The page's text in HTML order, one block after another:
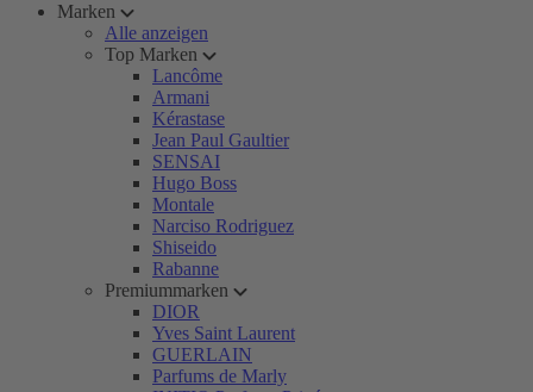
Marken
Alle anzeigen
Top Marken
Lancôme
Armani
Kérastase
Jean Paul Gaultier
SENSAI
Hugo Boss
Montale
Narciso Rodriguez
Shiseido
Rabanne
Premiummarken
DIOR
Yves Saint Laurent
GUERLAIN
Parfums de Marly